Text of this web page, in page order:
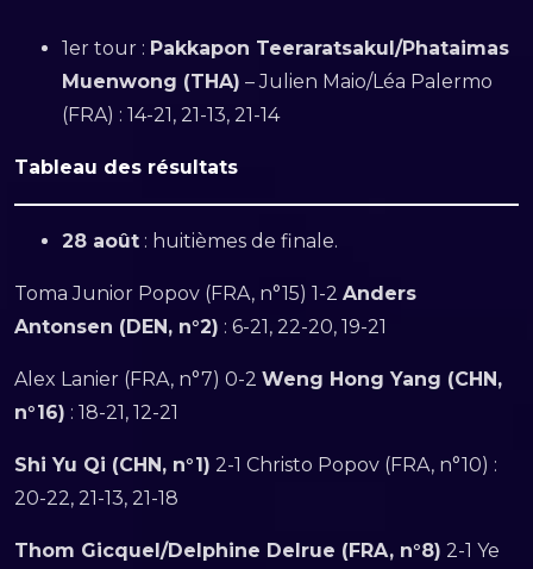
1er tour : Pakkapon Teeraratsakul/Phataimas
Muenwong (THA) – Julien Maio/Léa Palermo
(FRA) : 14-21, 21-13, 21-14
Tableau des résultats
28 août : huitièmes de finale.
Toma Junior Popov (FRA, n°15) 1-2 Anders
Antonsen (DEN, n°2) : 6-21, 22-20, 19-21
Alex Lanier (FRA, n°7) 0-2 Weng Hong Yang (CHN,
n°16) : 18-21, 12-21
Shi Yu Qi (CHN, n°1) 2-1 Christo Popov (FRA, n°10) :
20-22, 21-13, 21-18
Thom Gicquel/Delphine Delrue (FRA, n°8) 2-1 Ye